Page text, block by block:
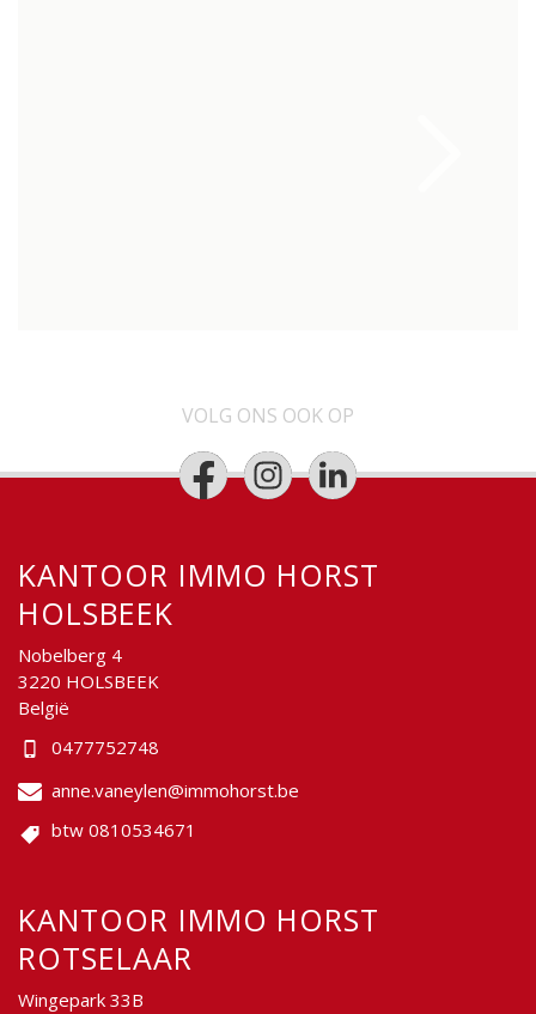
VOLG ONS OOK OP
KANTOOR IMMO HORST
HOLSBEEK
Nobelberg 4
3220 HOLSBEEK
België
0477752748
anne.vaneylen@immohorst.be
btw 0810534671
KANTOOR IMMO HORST
ROTSELAAR
Wingepark 33B